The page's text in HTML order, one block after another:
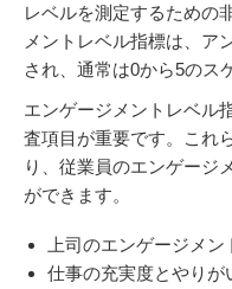
レベルを測定するための
メントレベル指標は、ア
され、通常は0から5のス
エンゲージメントレベル
査項目が重要です。これ
り、従業員のエンゲージ
ができます。
上司のエンゲージメ
仕事の充実度とやりが